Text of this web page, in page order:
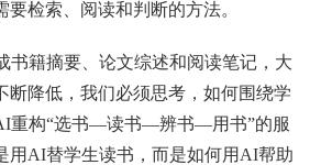
要检索、阅读和判断的方法。
书籍摘要、论文综述和阅读笔记，大
断降低，我们必须思考，如何围绕学
重构“选书—读书—辨书—用书”的服
用AI替学生读书，而是如何用AI帮助